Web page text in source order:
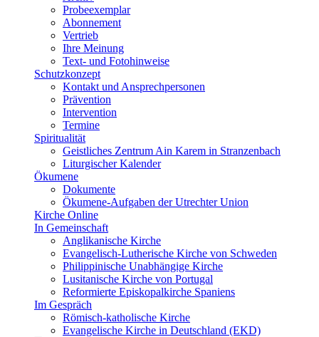
Probeexemplar
Abonnement
Vertrieb
Ihre Meinung
Text- und Fotohinweise
Schutzkonzept
Kontakt und Ansprechpersonen
Prävention
Intervention
Termine
Spiritualität
Geistliches Zentrum Ain Karem in Stranzenbach
Liturgischer Kalender
Ökumene
Dokumente
Ökumene-Aufgaben der Utrechter Union
Kirche Online
In Gemeinschaft
Anglikanische Kirche
Evangelisch-Lutherische Kirche von Schweden
Philippinische Unabhängige Kirche
Lusitanische Kirche von Portugal
Reformierte Episkopalkirche Spaniens
Im Gespräch
Römisch-katholische Kirche
Evangelische Kirche in Deutschland (EKD)